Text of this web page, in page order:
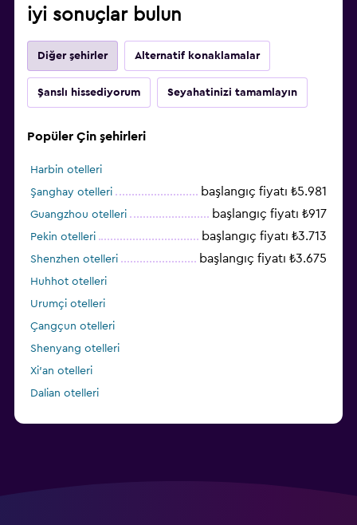
iyi sonuçlar bulun
Diğer şehirler Alternatif konaklamalar
Şanslı hissediyorum Seyahatinizi tamamlayın
Popüler Çin şehirleri
Harbin otelleri
Şanghay otelleri
başlangıç fiyatı ₺5.981
Guangzhou otelleri başlangıç fiyatı ₺917
Pekin otelleri başlangıç fiyatı ₺3.713
Shenzhen otelleri başlangıç fiyatı ₺3.675
Huhhot otelleri
Urumçi otelleri
Çangçun otelleri
Shenyang otelleri
Xi'an otelleri
Dalian otelleri